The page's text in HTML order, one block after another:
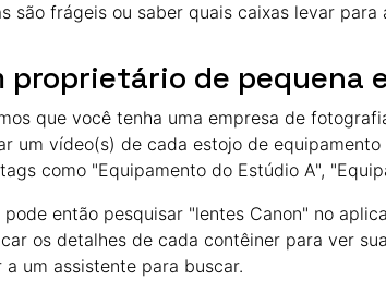
são frágeis ou saber quais caixas levar
proprietário de pequena
que você tenha uma empresa de
um vídeo(s) de cada estojo de
como "Equipamento do Estúdio A",
pode então pesquisar "lentes Canon" no
os detalhes de cada contêiner para ver
a um assistente para buscar.